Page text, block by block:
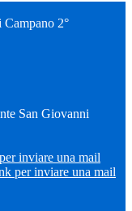
2°
San Giovanni
inviare una mail
per inviare una mail